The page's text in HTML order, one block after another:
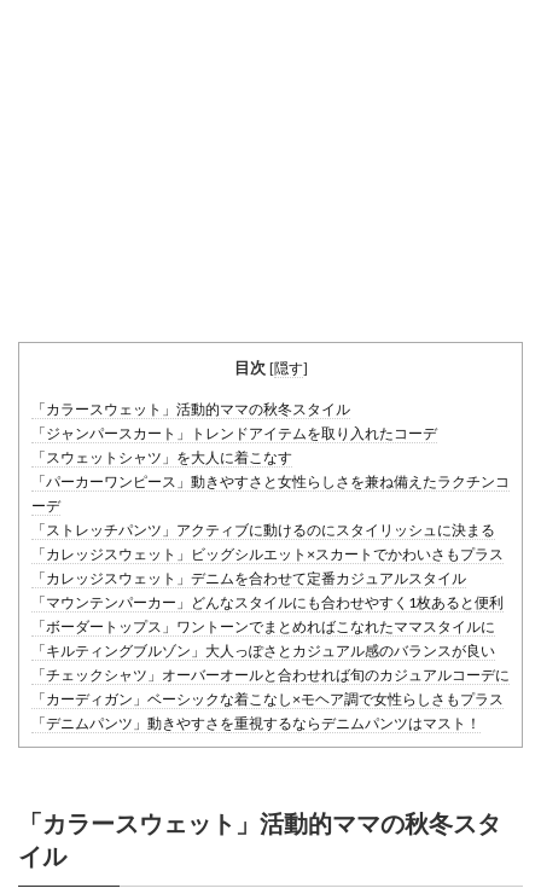
目次 [隠す]
「カラースウェット」活動的ママの秋冬スタイル
「ジャンパースカート」トレンドアイテムを取り入れたコーデ
「スウェットシャツ」を大人に着こなす
「パーカーワンピース」動きやすさと女性らしさを兼ね備えたラクチンコ
ーデ
「ストレッチパンツ」アクティブに動けるのにスタイリッシュに決まる
「カレッジスウェット」ビッグシルエット×スカートでかわいさもプラス
「カレッジスウェット」デニムを合わせて定番カジュアルスタイル
「マウンテンパーカー」どんなスタイルにも合わせやすく1枚あると便利
「ボーダートップス」ワントーンでまとめればこなれたママスタイルに
「キルティングブルゾン」大人っぽさとカジュアル感のバランスが良い
「チェックシャツ」オーバーオールと合わせれば旬のカジュアルコーデに
「カーディガン」ベーシックな着こなし×モヘア調で女性らしさもプラス
「デニムパンツ」動きやすさを重視するならデニムパンツはマスト！
「カラースウェット」活動的ママの秋冬スタ
イル